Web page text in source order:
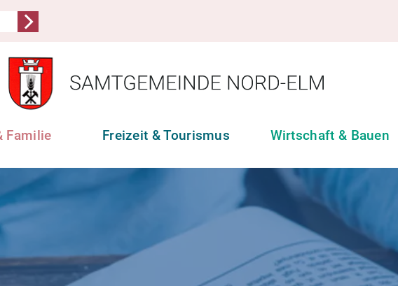
Familie Freizeit & Tourismus Wirtschaft & Bauen